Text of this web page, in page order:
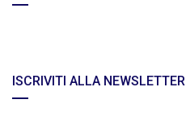
ISCRIVITI ALLA NEWSLETTER